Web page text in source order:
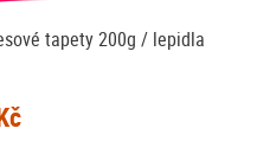
tapety 200g / lepidla